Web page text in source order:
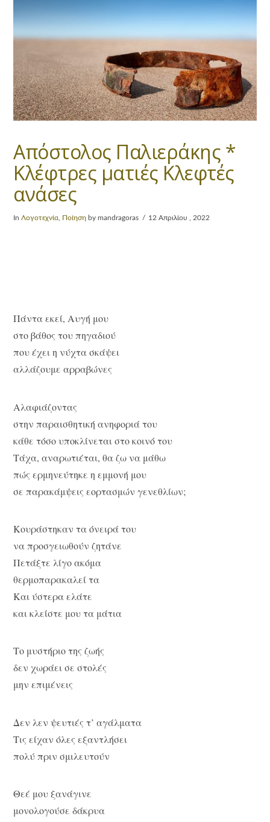
Απόστολος Παλιεράκης *
Κλέφτρες ματιές Κλεφτές
ανάσες
InΛογοτεχνία Ποίηση by mandragoras 12 Απριλίου , 2022
Πάντα εκεί, Αυγή μου
στο βάθος του πηγαδιού
που έχει η νύχτα σκάψει
αλλάζουμε αρραβώνες
Αλαφιάζοντας
στην παραισθητική ανηφοριά του
κάθε τόσο υποκλίνεται στο κοινό του
Τάχα, αναρωτιέται, θα ζω να μάθω
πώς ερμηνεύτηκε η εμμονή μου
σε παρακάμψεις εορτασμών γενεθλίων;
Κουράστηκαν τα όνειρά του
να προσγειωθούν ζητάνε
Πετάξτε λίγο ακόμα
θερμοπαρακαλεί τα
Και ύστερα ελάτε
και κλείστε μου τα μάτια
Το μυστήριο της ζωής
δεν χωράει σε στολές
μην επιμένεις
Δεν λεν ψευτιές τ’ αγάλματα
Τις είχαν όλες εξαντλήσει
πολύ πριν σμιλευτούν
Θεέ μου ξανάγινε
μονολογούσε δάκρυα